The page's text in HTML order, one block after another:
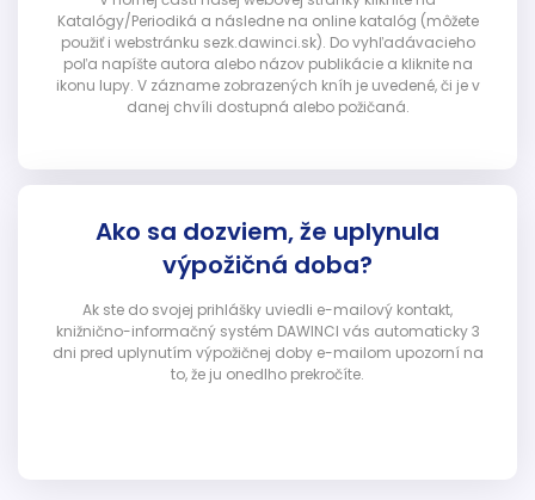
Katalógy/Periodiká a následne na online katalóg (môžete
použiť i webstránku sezk.dawinci.sk). Do vyhľadávacieho
poľa napíšte autora alebo názov publikácie a kliknite na
ikonu lupy. V zázname zobrazených kníh je uvedené, či je v
danej chvíli dostupná alebo požičaná.
Ako sa dozviem, že uplynula
výpožičná doba?
Ak ste do svojej prihlášky uviedli e-mailový kontakt,
knižnično-informačný systém DAWINCI vás automaticky 3
dni pred uplynutím výpožičnej doby e-mailom upozorní na
to, že ju onedlho prekročíte.